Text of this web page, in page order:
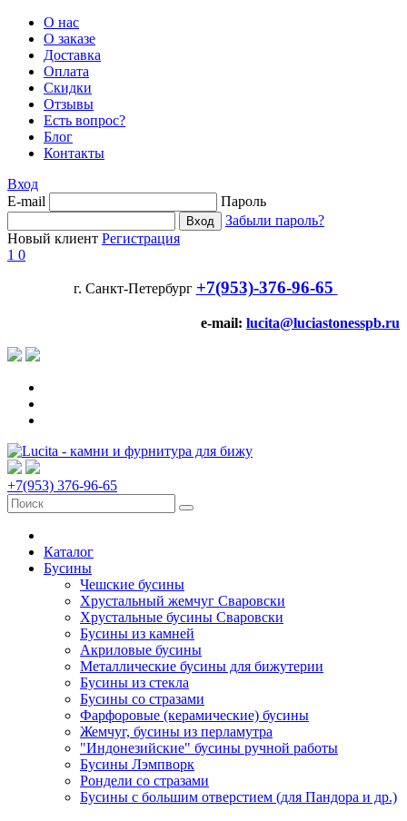
О нас
О заказе
Доставка
Оплата
Скидки
Отзывы
Есть вопрос?
Блог
Контакты
Вход
E-mail
Пароль
Забыли пароль?
Новый клиент Регистрация
1 0
г. Санкт-Петербург +7(953)-376-96-65
e-mail: lucita@luciastonesspb.ru
+7(953) 376-96-65
Каталог
Бусины
Чешские бусины
Хрустальный жемчуг Сваровски
Хрустальные бусины Сваровски
Бусины из камней
Акриловые бусины
Металлические бусины для бижутерии
Бусины из стекла
Бусины со стразами
Фарфоровые (керамические) бусины
Жемчуг, бусины из перламутра
"Индонезийские" бусины ручной работы
Бусины Лэмпворк
Рондели со стразами
Бусины с большим отверстием (для Пандора и др.)